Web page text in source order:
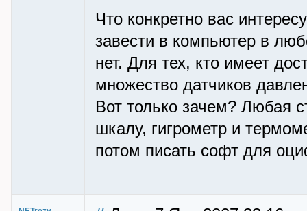
Что конкретно вас
завести в компьютер в
нет. Для тех, кто имеет
множество датчиков
Вот только зачем? Любая
шкалу, гигрометр и
потом писать софт для